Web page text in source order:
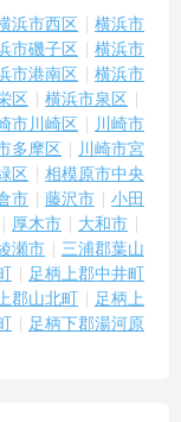
浜市西区
横浜市
市磯子区
横浜市
市港南区
横浜市
区
横浜市泉区
市川崎区
川崎市
多摩区
川崎市宮
区
相模原市中央
市 藤沢市
小田
厚木市
大和市
瀬市
三浦郡葉山
足柄上郡中井町
郡山北町
足柄上
足柄下郡湯河原